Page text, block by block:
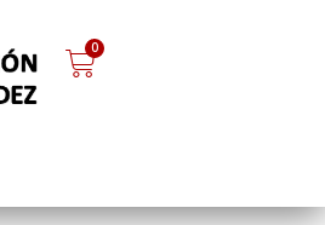
herramientas
0